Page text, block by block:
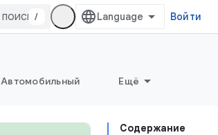
/ Войти
Автомобильный Ещё
Содержание